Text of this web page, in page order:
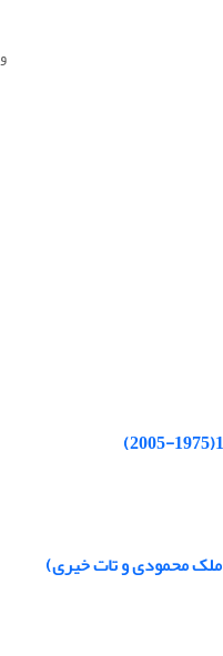
ملک محمودی و تات خیری)